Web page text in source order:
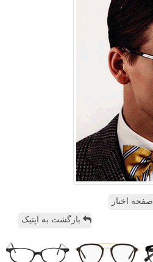
صفحه اخبار
بازگشت به اپتیک